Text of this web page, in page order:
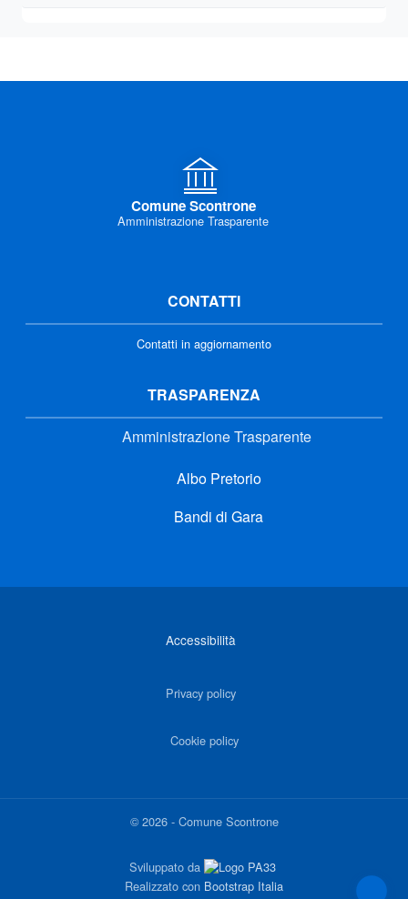
Comune Scontrone
Amministrazione Trasparente
CONTATTI
Contatti in aggiornamento
TRASPARENZA
Amministrazione Trasparente
Albo Pretorio
Bandi di Gara
Accessibilità
Privacy policy
Cookie policy
©2026- Comune Scontrone
Sviluppato da
Realizzato con Bootstrap Italia